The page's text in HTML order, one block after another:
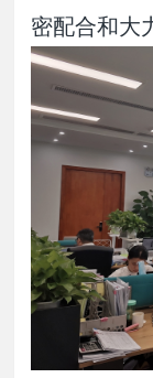
密配合和大